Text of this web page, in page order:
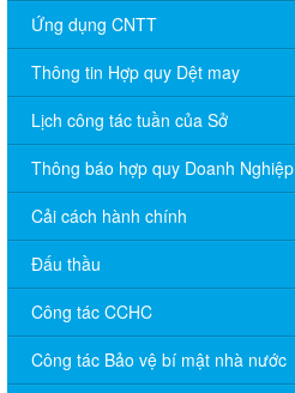
Ứng dụng CNTT
Thông tin Hợp quy Dệt may
Lịch công tác tuần của Sở
Thông báo hợp quy Doanh Nghiệp
Cải cách hành chính
Đấu thầu
Công tác CCHC
Công tác Bảo vệ bí mật nhà nước